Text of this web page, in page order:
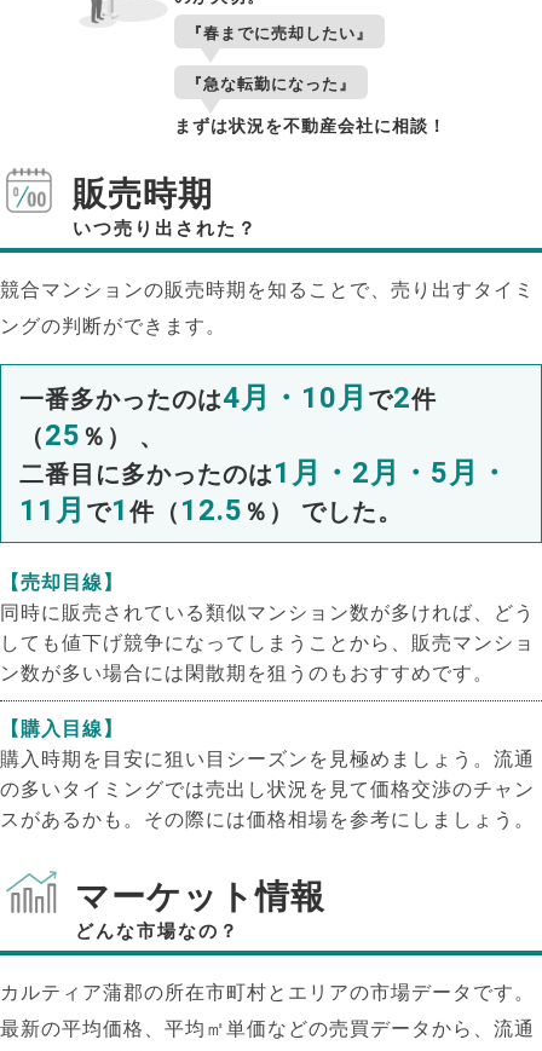
『春までに売却したい』
『急な転勤になった』
まずは状況を不動産会社に相談！
販売時期
いつ売り出された？
競合マンションの販売時期を知ることで、売り出すタイミ
ングの判断ができます。
一番多かったのは4月・10月 で2件
（25 ％） 、
二番目に多かったのは1月・2月・5月・
11月 で1 件（ 12.5 ％） でした。
【売却目線】
同時に販売されている類似マンション数が多ければ、どう
しても値下げ競争になってしまうことから、販売マンショ
ン数が多い場合には閑散期を狙うのもおすすめです。
【購入目線】
購入時期を目安に狙い目シーズンを見極めましょう。流通
の多いタイミングでは売出し状況を見て価格交渉のチャン
スがあるかも。その際には価格相場を参考にしましょう。
マーケット情報
どんな市場なの？
カルティア蒲郡の所在市町村とエリアの市場データです。
最新の平均価格、平均㎡単価などの売買データから、流通